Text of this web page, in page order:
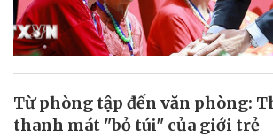
Từ phòng tập đến văn phòng:
thanh mát "bỏ túi" của giới trẻ